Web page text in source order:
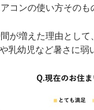
コンの使い方そのも
が増えた理由とし
乳幼児など暑さに弱